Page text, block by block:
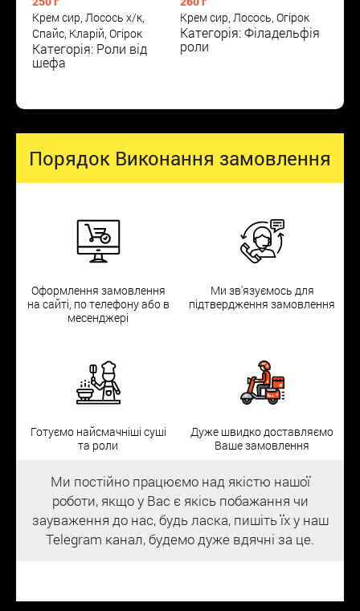
Крем сир, Лосось х/к,
Спайс, Кларій, Огірок
Категорія: Роли від
шефа
Крем сир, Лосось, Огірок
Категорія: Філадельфія
роли
Порядок Виконання замовлення
Оформлення замовлення
на сайті, по телефону або в
месенджері
Ми зв'язуємось для
підтвердження замовлення
Готуємо найсмачніші суші
та роли
Дуже швидко доставляємо
Ваше замовлення
Ми постійно працюємо над якістю нашої
роботи, якщо у Вас є якісь побажання чи
зауваження до нас, будь ласка, пишіть їх у наш
Telegram канал, будемо дуже вдячні за це.